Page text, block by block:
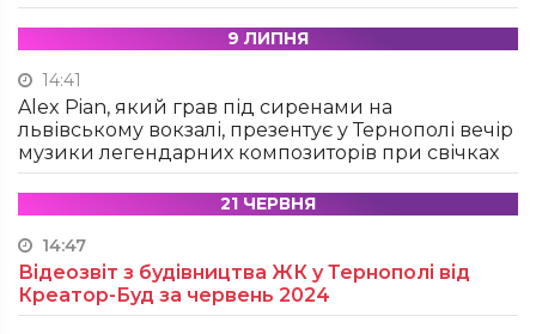
9 ЛИПНЯ
14:41
Alex Pian, який грав під сиренами на
львівському вокзалі, презентує у Тернополі вечір
музики легендарних композиторів при свічках
21 ЧЕРВНЯ
14:47
Відеозвіт з будівництва ЖК у Тернополі від
Креатор-Буд за червень 2024